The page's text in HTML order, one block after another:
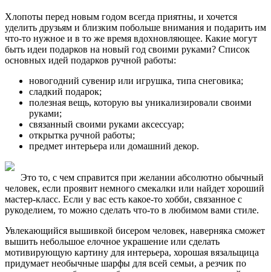
Хлопоты перед новым годом всегда приятны, и хочется
уделить друзьям и близким побольше внимания и подарить им
что-то нужное и в то же время вдохновляющее. Какие могут
быть идеи подарков на новый год своими руками? Список
основных идей подарков ручной работы:
новогодний сувенир или игрушка, типа снеговика;
сладкий подарок;
полезная вещь, которую вы уникализировали своими
руками;
связанный своими руками аксессуар;
открытка ручной работы;
предмет интерьера или домашний декор.
Это то, с чем справится при желании абсолютно обычный
человек, если проявит немного смекалки или найдет хороший
мастер-класс. Если у вас есть какое-то хобби, связанное с
рукоделием, то можно сделать что-то в любимом вами стиле.
Увлекающийся вышивкой бисером человек, наверняка сможет
вышить небольшое елочное украшение или сделать
мотивирующую картину для интерьера, хорошая вязальщица
придумает необычные шарфы для всей семьи, а резчик по